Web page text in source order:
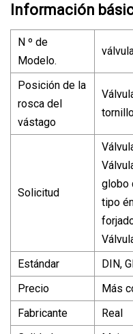
Información
N º de
Modelo.
Posición de la
rosca del
vástago
Solicitud
globo
tipo
Estándar
DIN,
Precio
Más
Fabricante
Real